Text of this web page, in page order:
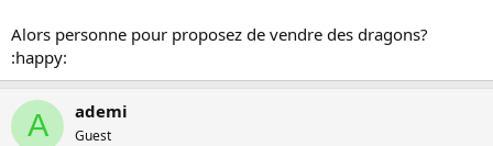
Alors personne pour proposez de vendre des dragons?
:happy:
A ademi
Guest